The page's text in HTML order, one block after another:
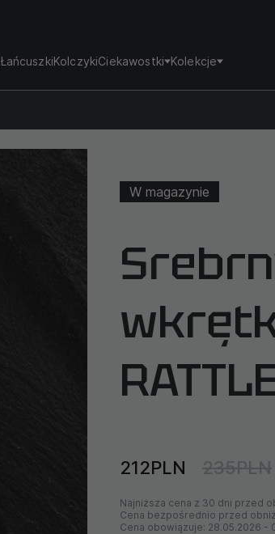
ŁańcuszkiKolczykiCiekawostki Kolekcje
W magazynie
212PLN 235PLN
Najniższa cena z 30 dni przed
Cena bezpośrednio przed
Cena obowiązuje: 28.05.2026 -